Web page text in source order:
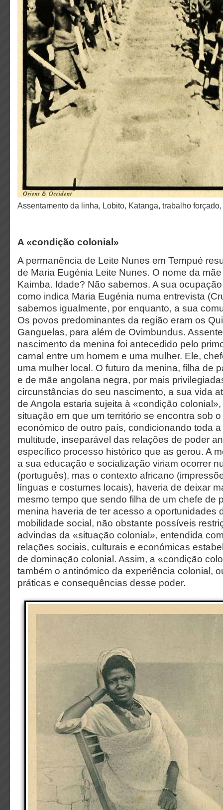
Assentamento da linha, Lobito, Katanga, trabalho
A «condição colonial»
A permanência de Leite Nunes em Tempué
de Maria Eugénia Leite Nunes. O nome da
Kaimba. Idade? Não sabemos. A sua ocupação
como indica Maria Eugénia numa entrevista
sabemos igualmente, por enquanto, a sua
Os povos predominantes da região eram os
Ganguelas, para além de Ovimbundus.
nascimento da menina foi antecedido pelo
carnal entre um homem e uma mulher. Ele,
uma mulher local. O futuro da menina, filha de
e de mãe angolana negra, por mais
circunstâncias do seu nascimento, a sua vida
de Angola estaria sujeita à «condição
situação em que um território se encontra sob
económico de outro país, condicionando toda
multitude, inseparável das relações de poder
específico processo histórico que as gerou. A
a sua educação e socialização viriam ocorrer
(português), mas o contexto africano
línguas e costumes locais), haveria de deixar
mesmo tempo que sendo filha de um chefe de
menina haveria de ter acesso a oportunidades
mobilidade social, não obstante possíveis
advindas da «situação colonial», entendida
relações sociais, culturais e económicas
de dominação colonial. Assim, a «condição
também o antinómico da experiência colonial,
práticas e consequências desse poder.